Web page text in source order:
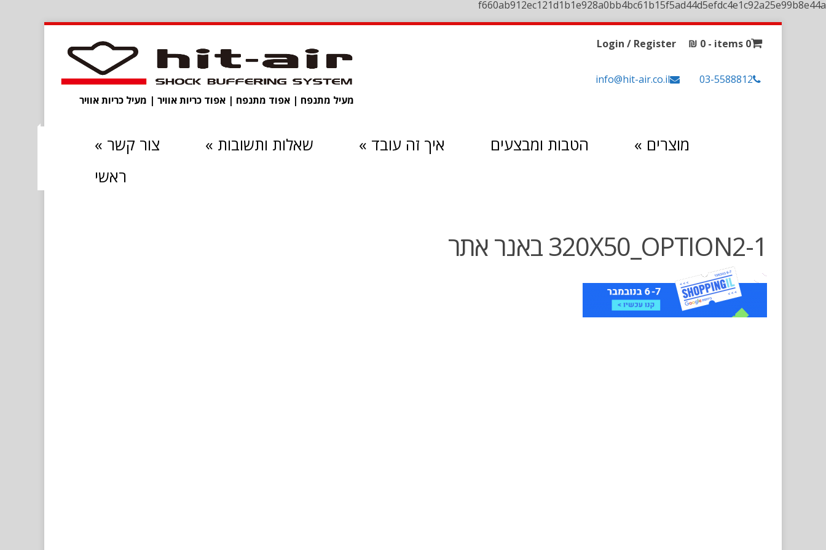
f660ab912ec121d1b1e928a0bb4bc61b15f5ad44d5efdc4e1c92a25e99b8e44a
מעיל מתנפח | אפוד מתנפח | אפוד כריות אוויר | מעיל כריות אוויר
0 items -
₪ 0
Login / Register
03-5588812
info@hit-air.co.il
צור קשר » שאלות ותשובות » איך זה עובד » הטבות ומבצעים מוצרים »
ראשי
320X50_OPTION2-1 באנר אתר